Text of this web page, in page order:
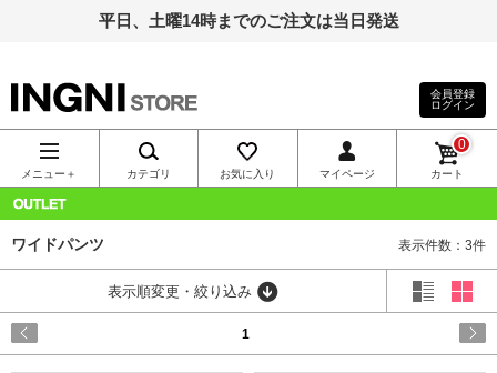
平日、土曜14時までのご注文は当日発送
INGNI（イン
グ）公式通
販｜INGNI
STORE
会員登録
ログイン
メニュー＋ カテゴリ お気に入り マイページ カート
0
ワイドパンツ 表示件数：3件
表示順変更・絞り込み
1